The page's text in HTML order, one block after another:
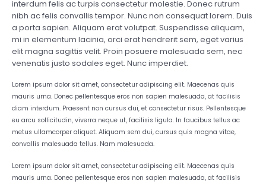
interdum felis ac turpis consectetur molestie. Donec rutrum
nibh ac felis convallis tempor. Nunc non consequat lorem. Duis
a porta sapien. Aliquam erat volutpat. Suspendisse aliquam,
mi in elementum lacinia, orci erat hendrerit sem, eget varius
elit magna sagittis velit. Proin posuere malesuada sem, nec
venenatis justo sodales eget. Nunc imperdiet.
Lorem ipsum dolor sit amet, consectetur adipiscing elit. Maecenas quis
mauris urna. Donec pellentesque eros non sapien malesuada, at facilisis
diam interdum. Praesent non cursus dui, et consectetur risus. Pellentesque
eu arcu sollicitudin, viverra neque ut, facilisis ligula. In faucibus tellus ac
metus ullamcorper aliquet. Aliquam sem dui, cursus quis magna vitae,
convallis malesuada tellus. Nam malesuada.
Lorem ipsum dolor sit amet, consectetur adipiscing elit. Maecenas quis
mauris urna. Donec pellentesque eros non sapien malesuada, at facilisis